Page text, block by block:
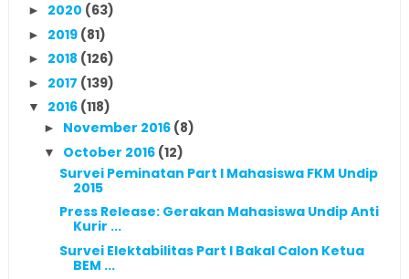
► 2020 (63)
► 2019 (81)
► 2018 (126)
► 2017 (139)
▼ 2016 (118)
► November 2016 (8)
▼ October 2016 (12)
Survei Peminatan Part I Mahasiswa FKM Undip
2015
Press Release: Gerakan Mahasiswa Undip Anti
Kurir ...
Survei Elektabilitas Part I Bakal Calon Ketua
BEM ...